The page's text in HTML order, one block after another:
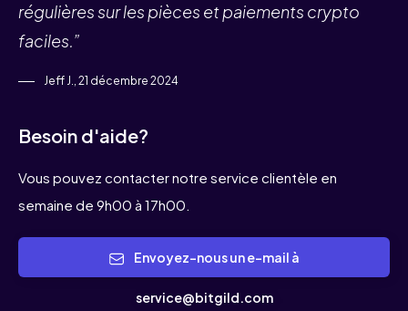
régulières sur les pièces et paiements crypto
faciles.”
Jeff J., 21 décembre 2024
Besoin d'aide?
Vous pouvez contacter notre service clientèle en
semaine de 9h00 à 17h00.
service@bitgild.com